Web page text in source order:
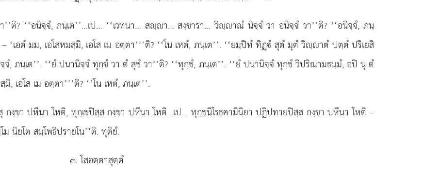
ติ? ‘‘อนิจฺจํ, ภนฺเต’’…เป… ‘‘เวทนา… สฺา… สงฺขารา… วิฺาณํ นิจฺจํ วา อนิจฺจํ วา’’ติ? ‘‘อนิจฺจํ, ภนฺ
เอตํ มม, เอโสหมสฺมิ, เอโส เม อตฺตา’’’ติ? ‘‘โน เหตํ, ภนฺเต’’. ‘‘ยมฺปิทํ ทิฏฺํ สุตํ มุตํ วิฺาตํ ปตฺตํ ปริเยสิ
จํ, ภนฺเต’’. ‘‘ยํ ปนานิจฺจํ ทุกฺขํ วา ตํ สุขํ วา’’ติ? ‘‘ทุกฺขํ, ภนฺเต’’. ‘‘ยํ ปนานิจฺจํ ทุกฺขํ วิปริณามธมฺมํ, อปิ นุ ตํ
เอโส เม อตฺตา’’’ติ? ‘‘โน เหตํ, ภนฺเต’’.
สุ กงฺขา ปหีนา โหติ, ทุกฺเขปิสฺส กงฺขา ปหีนา โหติ…เป… ทุกฺขนิโรธคามินิยา ปฏิปทายปิสฺส กงฺขา ปหีนา โหติ –
นิยโต สมฺโพธิปรายโน’’ติ. ทุติยํ.
๓. โสอตฺตาสุตฺตํ